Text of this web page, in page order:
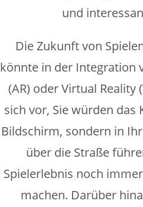
und
Die Zukunft von
könnte in der Integration
(AR) oder Virtual Reality
sich vor, Sie würden das
Bildschirm, sondern in
über die Straße
Spielerlebnis noch
machen. Darüber